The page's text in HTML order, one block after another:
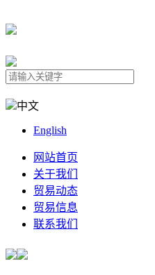
中文
English
网站首页
关于我们
贸易动态
贸易信息
联系我们